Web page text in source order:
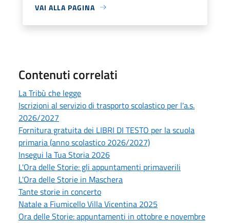
VAI ALLA PAGINA
Contenuti correlati
La Tribù che legge
Iscrizioni al servizio di trasporto scolastico per l'a.s.
2026/2027
Fornitura gratuita dei LIBRI DI TESTO per la scuola
primaria (anno scolastico 2026/2027)
Insegui la Tua Storia 2026
L'Ora delle Storie: gli appuntamenti primaverili
L'Ora delle Storie in Maschera
Tante storie in concerto
Natale a Fiumicello Villa Vicentina 2025
Ora delle Storie: appuntamenti in ottobre e novembre